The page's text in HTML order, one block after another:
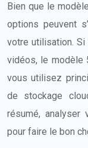
Bien que le
options peuvent
votre utilisation.
vidéos, le modèle
vous utilisez
de stockage
résumé,
pour faire le bon